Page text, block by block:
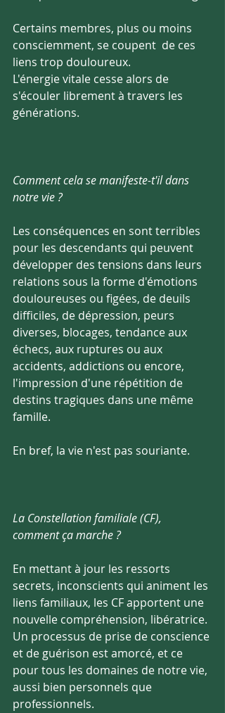
Certains membres, plus ou moins
consciemment, se coupent  de ces
liens trop douloureux.
L'énergie vitale cesse alors de
s'écouler librement à travers les
générations.
Comment cela se manifeste-t'il dans
notre vie ?
Les conséquences en sont terribles
pour les descendants qui peuvent
développer des tensions dans leurs
relations sous la forme d'émotions
douloureuses ou figées, de deuils
difficiles, de dépression, peurs
diverses, blocages, tendance aux
échecs, aux ruptures ou aux
accidents, addictions ou encore,
l'impression d'une répétition de
destins tragiques dans une même
famille.
En bref, la vie n'est pas souriante.
La Constellation familiale (CF),
comment ça marche ?
En mettant à jour les ressorts
secrets, inconscients qui animent les
liens familiaux, les CF apportent une
nouvelle compréhension, libératrice.
Un processus de prise de conscience
et de guérison est amorcé, et ce
pour tous les domaines de notre vie,
aussi bien personnels que
professionnels.